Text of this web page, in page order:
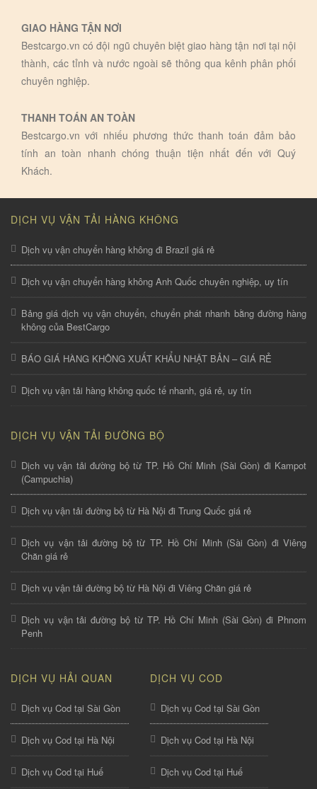
GIAO HÀNG TẬN NƠI
Bestcargo.vn có đội ngũ chuyên biệt giao hàng tận nơi tại nội
thành, các tỉnh và nước ngoài sẽ thông qua kênh phân phối
chuyên nghiệp.
THANH TOÁN AN TOÀN
Bestcargo.vn với nhiếu phương thức thanh toán đảm bảo
tính an toàn nhanh chóng thuận tiện nhất đến với Quý
Khách.
DỊCH VỤ VẬN TẢI HÀNG KHÔNG
Dịch vụ vận chuyển hàng không đi Brazil giá rẻ
Dịch vụ vận chuyển hàng không Anh Quốc chuyên nghiệp, uy tín
Bảng giá dịch vụ vận chuyển, chuyển phát nhanh bằng đường hàng
không của BestCargo
BÁO GIÁ HÀNG KHÔNG XUẤT KHẨU NHẬT BẢN – GIÁ RẺ
Dịch vụ vận tải hàng không quốc tế nhanh, giá rẻ, uy tín
DỊCH VỤ VẬN TẢI ĐƯỜNG BỘ
Dịch vụ vận tải đường bộ từ TP. Hồ Chí Minh (Sài Gòn) đi Kampot
(Campuchia)
Dịch vụ vận tải đường bộ từ Hà Nội đi Trung Quốc giá rẻ
Dịch vụ vận tải đường bộ từ TP. Hồ Chí Minh (Sài Gòn) đi Viêng
Chăn giá rẻ
Dịch vụ vận tải đường bộ từ Hà Nội đi Viêng Chăn giá rẻ
Dịch vụ vận tải đường bộ từ TP. Hồ Chí Minh (Sài Gòn) đi Phnom
Penh
DỊCH VỤ HẢI QUAN
Dịch vụ Cod tại Sài Gòn
Dịch vụ Cod tại Hà Nội
Dịch vụ Cod tại Huế
DỊCH VỤ COD
Dịch vụ Cod tại Sài Gòn
Dịch vụ Cod tại Hà Nội
Dịch vụ Cod tại Huế